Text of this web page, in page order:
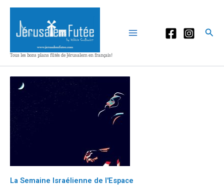
Aller
contenu
Tous les bons plans fûtés de Jérusalem en français!
La Semaine Israélienne de l'Espace